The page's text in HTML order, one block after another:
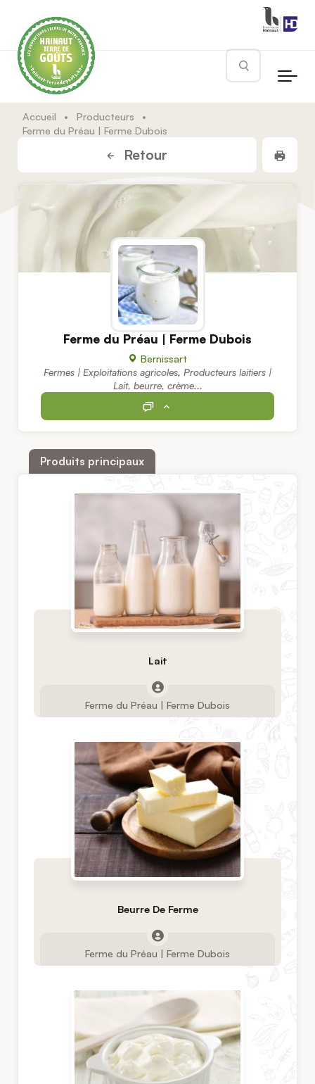
Rechercher
Accueil • Producteurs
•
Ferme du Préau | Ferme Dubois
Retour
Ferme du Préau | Ferme Dubois
Bernissart
Fermes | Exploitations agricoles, Producteurs laitiers |
Lait, beurre, crème...
Produits principaux
Lait
Ferme du Préau | Ferme Dubois
Beurre De Ferme
Ferme du Préau | Ferme Dubois